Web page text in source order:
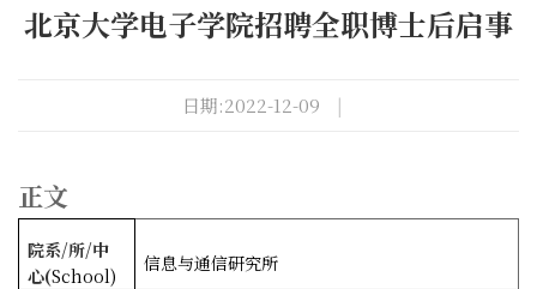
北京大学电子学院招聘全职博士后启事
日期:2022-12-09 |
正文
院系/所/中
心(School)
信息与通信研究所